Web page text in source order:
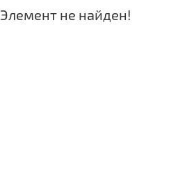
Элемент не найден!